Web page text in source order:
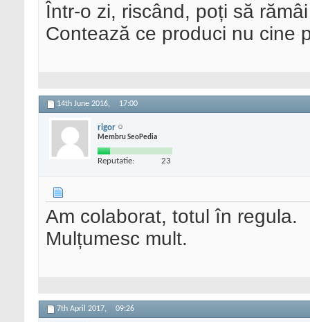
Într-o zi, riscând, poți să
Contează ce produci nu cine
14th June 2016, 17:00
rigor
Membru SeoPedia
Reputatie: 23
Am colaborat, totul în regula.
Mulțumesc mult.
7th April 2017, 09:26